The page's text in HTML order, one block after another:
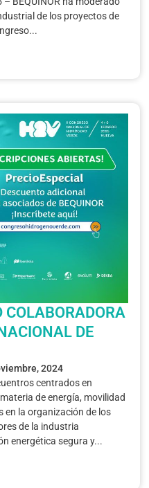
de los proyectos de
COLABORADORA
DE
2024
centrados en
de energía, movilidad
en la organización de los
de la industria
energética segura y...